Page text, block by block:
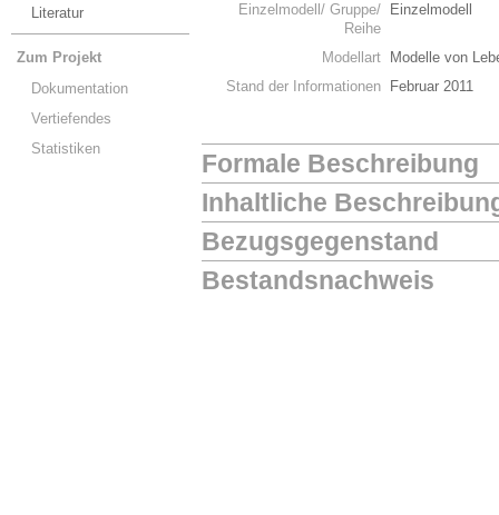
Literatur
Zum Projekt
Dokumentation
Vertiefendes
Statistiken
Einzelmodell/ Gruppe/
Reihe
Einzelmodell
Modellart
Modelle von
Stand der Informationen
Februar 2011
Formale Beschreibung
Inhaltliche
Bezugsgegenstand
Bestandsnachweis